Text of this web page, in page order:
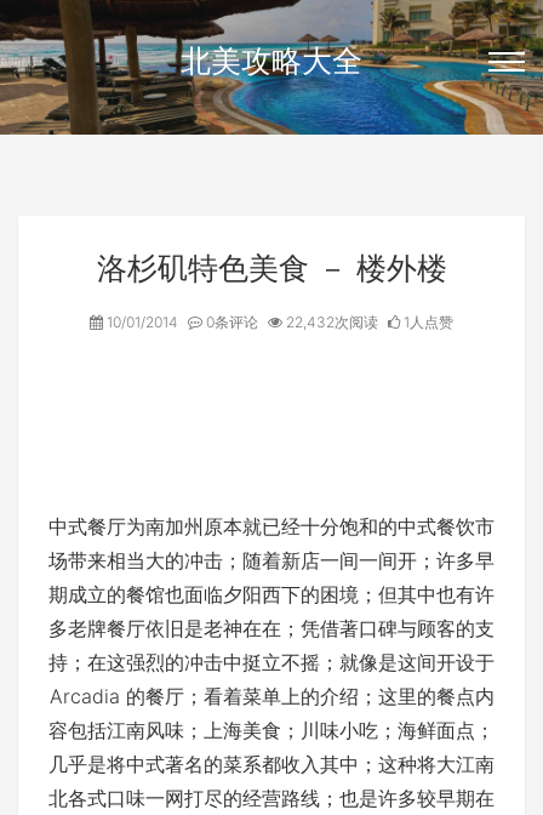
北美攻略大全
洛杉矶特色美食 － 楼外楼
10/01/2014 0条评论 22,432次阅读 1人点赞
中式餐厅为南加州原本就已经十分饱和的中式餐饮市
场带来相当大的冲击；随着新店一间一间开；许多早
期成立的餐馆也面临夕阳西下的困境；但其中也有许
多老牌餐厅依旧是老神在在；凭借著口碑与顾客的支
持；在这强烈的冲击中挺立不摇；就像是这间开设于
Arcadia 的餐厅；看着菜单上的介绍；这里的餐点内
容包括江南风味；上海美食；川味小吃；海鲜面点；
几乎是将中式著名的菜系都收入其中；这种将大江南
北各式口味一网打尽的经营路线；也是许多较早期在